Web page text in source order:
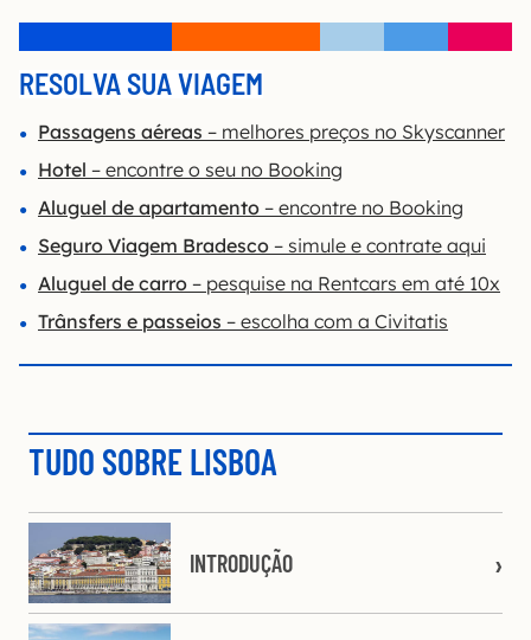
RESOLVA SUA VIAGEM
Passagens aéreas – melhores preços no Skyscanner
Hotel – encontre o seu no Booking
Aluguel de apartamento – encontre no Booking
Seguro Viagem Bradesco – simule e contrate aqui
Aluguel de carro – pesquise na Rentcars em até 10x
Trânsfers e passeios – escolha com a Civitatis
TUDO SOBRE LISBOA
INTRODUÇÃO